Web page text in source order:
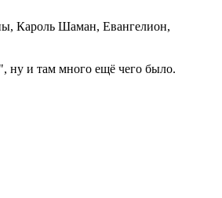
Кароль Шаман, Евангелион,
ну и там много ещё чего было.